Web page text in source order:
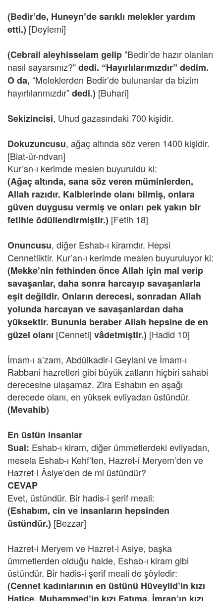
(Bedir’de, Huneyn’de sarıklı melekler yardım
etti.) [Deylemi]
(Cebrail aleyhisselam gelip "Bedir’de hazır olanları
nasıl sayarsınız?"dedi. “Hayırlılarımızdır” dedim.
O da, “Meleklerden Bedir’de bulunanlar da bizim
hayırlılarımızdır”dedi.) [Buhari]
Sekizincisi, Uhud gazasındaki 700 kişidir.
Dokuzuncusu, ağaç altında söz veren 1400 kişidir.
[Biat-ür-rıdvan]
Kur’an-ı kerimde mealen buyuruldu ki:
(Ağaç altında, sana söz veren müminlerden,
Allah razıdır. Kalblerinde olanı bilmiş, onlara
güven duygusu vermiş ve onları pek yakın bir
fetihle ödüllendirmiştir.) [Fetih 18]
Onuncusu, diğer Eshab-ı kiramdır. Hepsi
Cennetliktir. Kur’an-ı kerimde mealen buyuruluyor ki:
(Mekke’nin fethinden önce Allah için mal verip
savaşanlar, daha sonra harcayıp savaşanlarla
eşit değildir. Onların derecesi, sonradan Allah
yolunda harcayan ve savaşanlardan daha
yüksektir. Bununla beraber Allah hepsine de en
güzel olanı [Cenneti] vâdetmiştir.) [Hadid 10]
İmam-ı a’zam, Abdülkadir-i Geylani ve İmam-ı
Rabbani hazretleri gibi büyük zatların hiçbiri sahabi
derecesine ulaşamaz. Zira Eshabın en aşağı
derecede olanı, en yüksek evliyadan üstündür.
(Mevahib)
En üstün insanlar
Sual: Eshab-ı kiram, diğer ümmetlerdeki evliyadan,
mesela Eshab-ı Kehf’ten, Hazret-i Meryem’den ve
Hazret-i Âsiye’den de mi üstündür?
CEVAP
Evet, üstündür. Bir hadis-i şerif meali:
(Eshabım, cin ve insanların hepsinden
üstündür.) [Bezzar]
Hazret-i Meryem ve Hazret-i Asiye, başka
ümmetlerden olduğu halde, Eshab-ı kiram gibi
üstündür. Bir hadis-i şerif meali de şöyledir:
(Cennet kadınlarının en üstünü Hüveylid’in kızı